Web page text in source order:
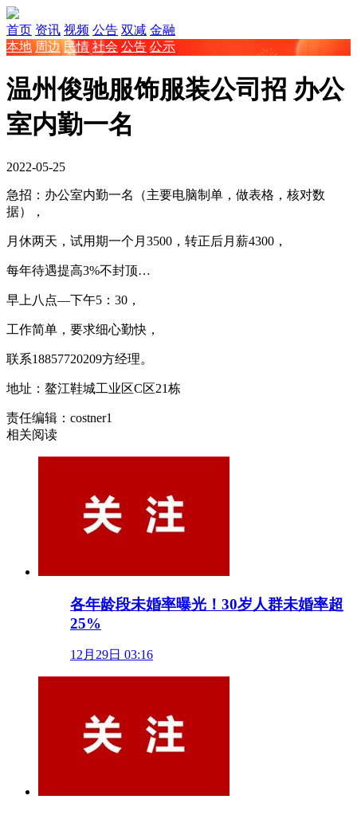
首页 资讯 视频 公告 双减 金融
本地 周边 民情 社会 公告 公示
温州俊驰服饰服装公司招 办公
室内勤一名
2022-05-25
急招：办公室内勤一名（主要电脑制单，做表格，核对数
据），
月休两天，试用期一个月3500，转正后月薪4300，
每年待遇提高3%不封顶…
早上八点—下午5：30，
工作简单，要求细心勤快，
联系18857720209方经理。
地址：鳌江鞋城工业区C区21栋
责任编辑：costner1
相关阅读
各年龄段未婚率曝光！30岁人群未婚率超
25%
12月29日 03:16